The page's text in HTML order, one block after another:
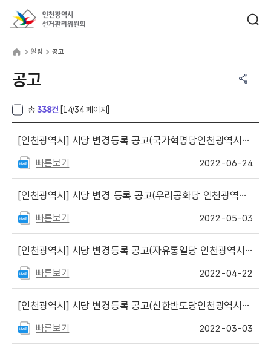
알림 공고
공고
총338건 [14/34 페이지]
[인천광역시] 시당 변경등록 공고(국가혁명당인천광역시당)
빠른보기 2022-06-24
[인천광역시] 시당 변경 등록 공고(우리공화당 인천광역시당)
빠른보기 2022-05-03
[인천광역시] 시당 변경등록 공고(자유통일당 인천광역시당)
빠른보기 2022-04-22
[인천광역시] 시당 변경등록 공고(신한반도당인천광역시당, 개벽의시대인천광역시당)
빠른보기 2022-03-03